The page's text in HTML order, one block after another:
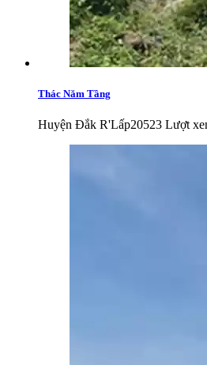
Thác Năm Tầng
Huyện Đắk R'Lấp20523 Lượt